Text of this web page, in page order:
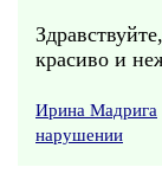
красиво и
Ирина Мадрига
нарушении